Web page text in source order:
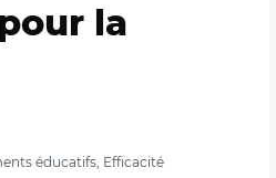
la
éducatifs, Efficacité